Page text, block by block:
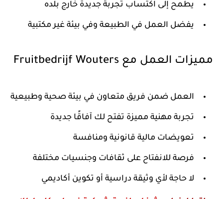
يطمح إلى اكتساب تجربة جديدة خارج بلده
يفضل العمل في الطبيعة وفي بيئة غير مكتبية
مميزات العمل مع Fruitbedrijf Wouters
العمل ضمن فريق متعاون في بيئة صحية وطبيعية
تجربة مهنية مميزة تفتح لك آفاقًا جديدة
تعويضات مالية قانونية ومنافسة
فرصة للانفتاح على ثقافات وجنسيات مختلفة
لا حاجة لأي وثيقة دراسية أو تكوين أكاديمي